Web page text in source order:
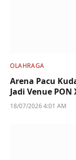
OLAHRAGA
Arena Pacu
Jadi Venue PON
18/07/2026 4:01 AM